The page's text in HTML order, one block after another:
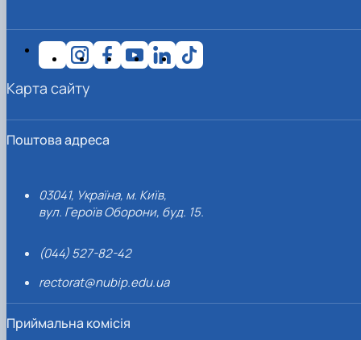
Поштова адреса
03041, Україна, м. Київ,
вул. Героїв Оборони, буд. 15.
(044) 527-82-42
rectorat@nubip.edu.ua
Приймальна комісія
Карта сайту